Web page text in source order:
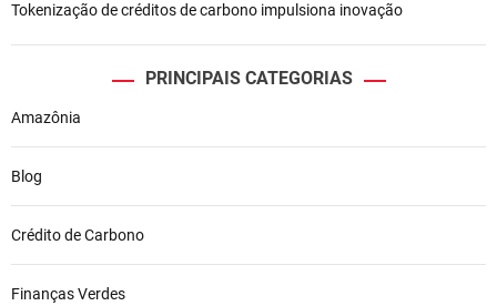
Tokenização de créditos de carbono impulsiona inovação
PRINCIPAIS CATEGORIAS
Amazônia
Blog
Crédito de Carbono
Finanças Verdes